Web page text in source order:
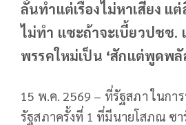
ลั่นทำแต่เรื่องไม่หาเสียง
ไม่ทำ แซะถ้าจะเบี้ยวปชช.
พรรคใหม่เป็น ‘สักแต่พูดพลั
15 พ.ค. 2569 – ที่รัฐสภา ในกา
รัฐสภาครั้งที่ 1 ที่มีนายโสภณ ซ